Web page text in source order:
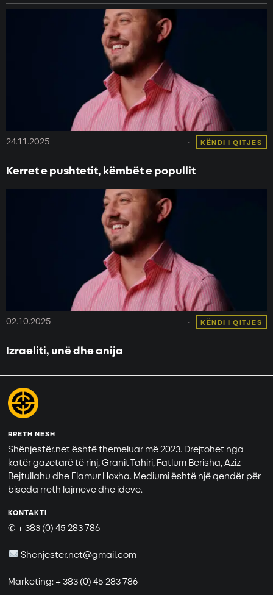
24.11.2025 KËNDI I QITJES
Kerret e pushtetit, këmbët e popullit
02.10.2025 KËNDI I QITJES
Izraeliti, unë dhe anija
RRETH NESH
Shënjestër.net është themeluar më 2023. Drejtohet nga
katër gazetarë të rinj, Granit Tahiri, Fatlum Berisha, Aziz
Bejtullahu dhe Flamur Hoxha. Mediumi është një qendër për
biseda rreth lajmeve dhe ideve.
KONTAKTI
✆ + 383 (0) 45 283 786
Shenjester.net@gmail.com
Marketing: + 383 (0) 45 283 786